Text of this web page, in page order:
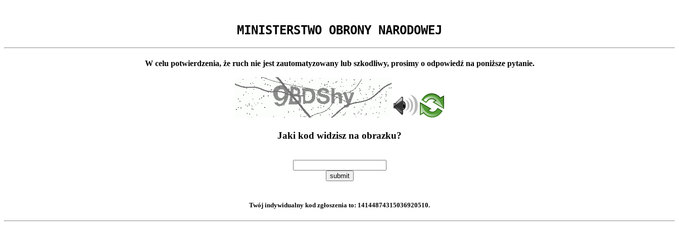
MINISTERSTWO OBRONY NARODOWEJ
W celu potwierdzenia, że ruch nie jest zautomatyzowany lub szkodliwy, prosimy o odpowiedź na poniższe pytanie.
Jaki kod widzisz na obrazku?
submit
Twój indywidualny kod zgłoszenia to: 14144874315036920510.